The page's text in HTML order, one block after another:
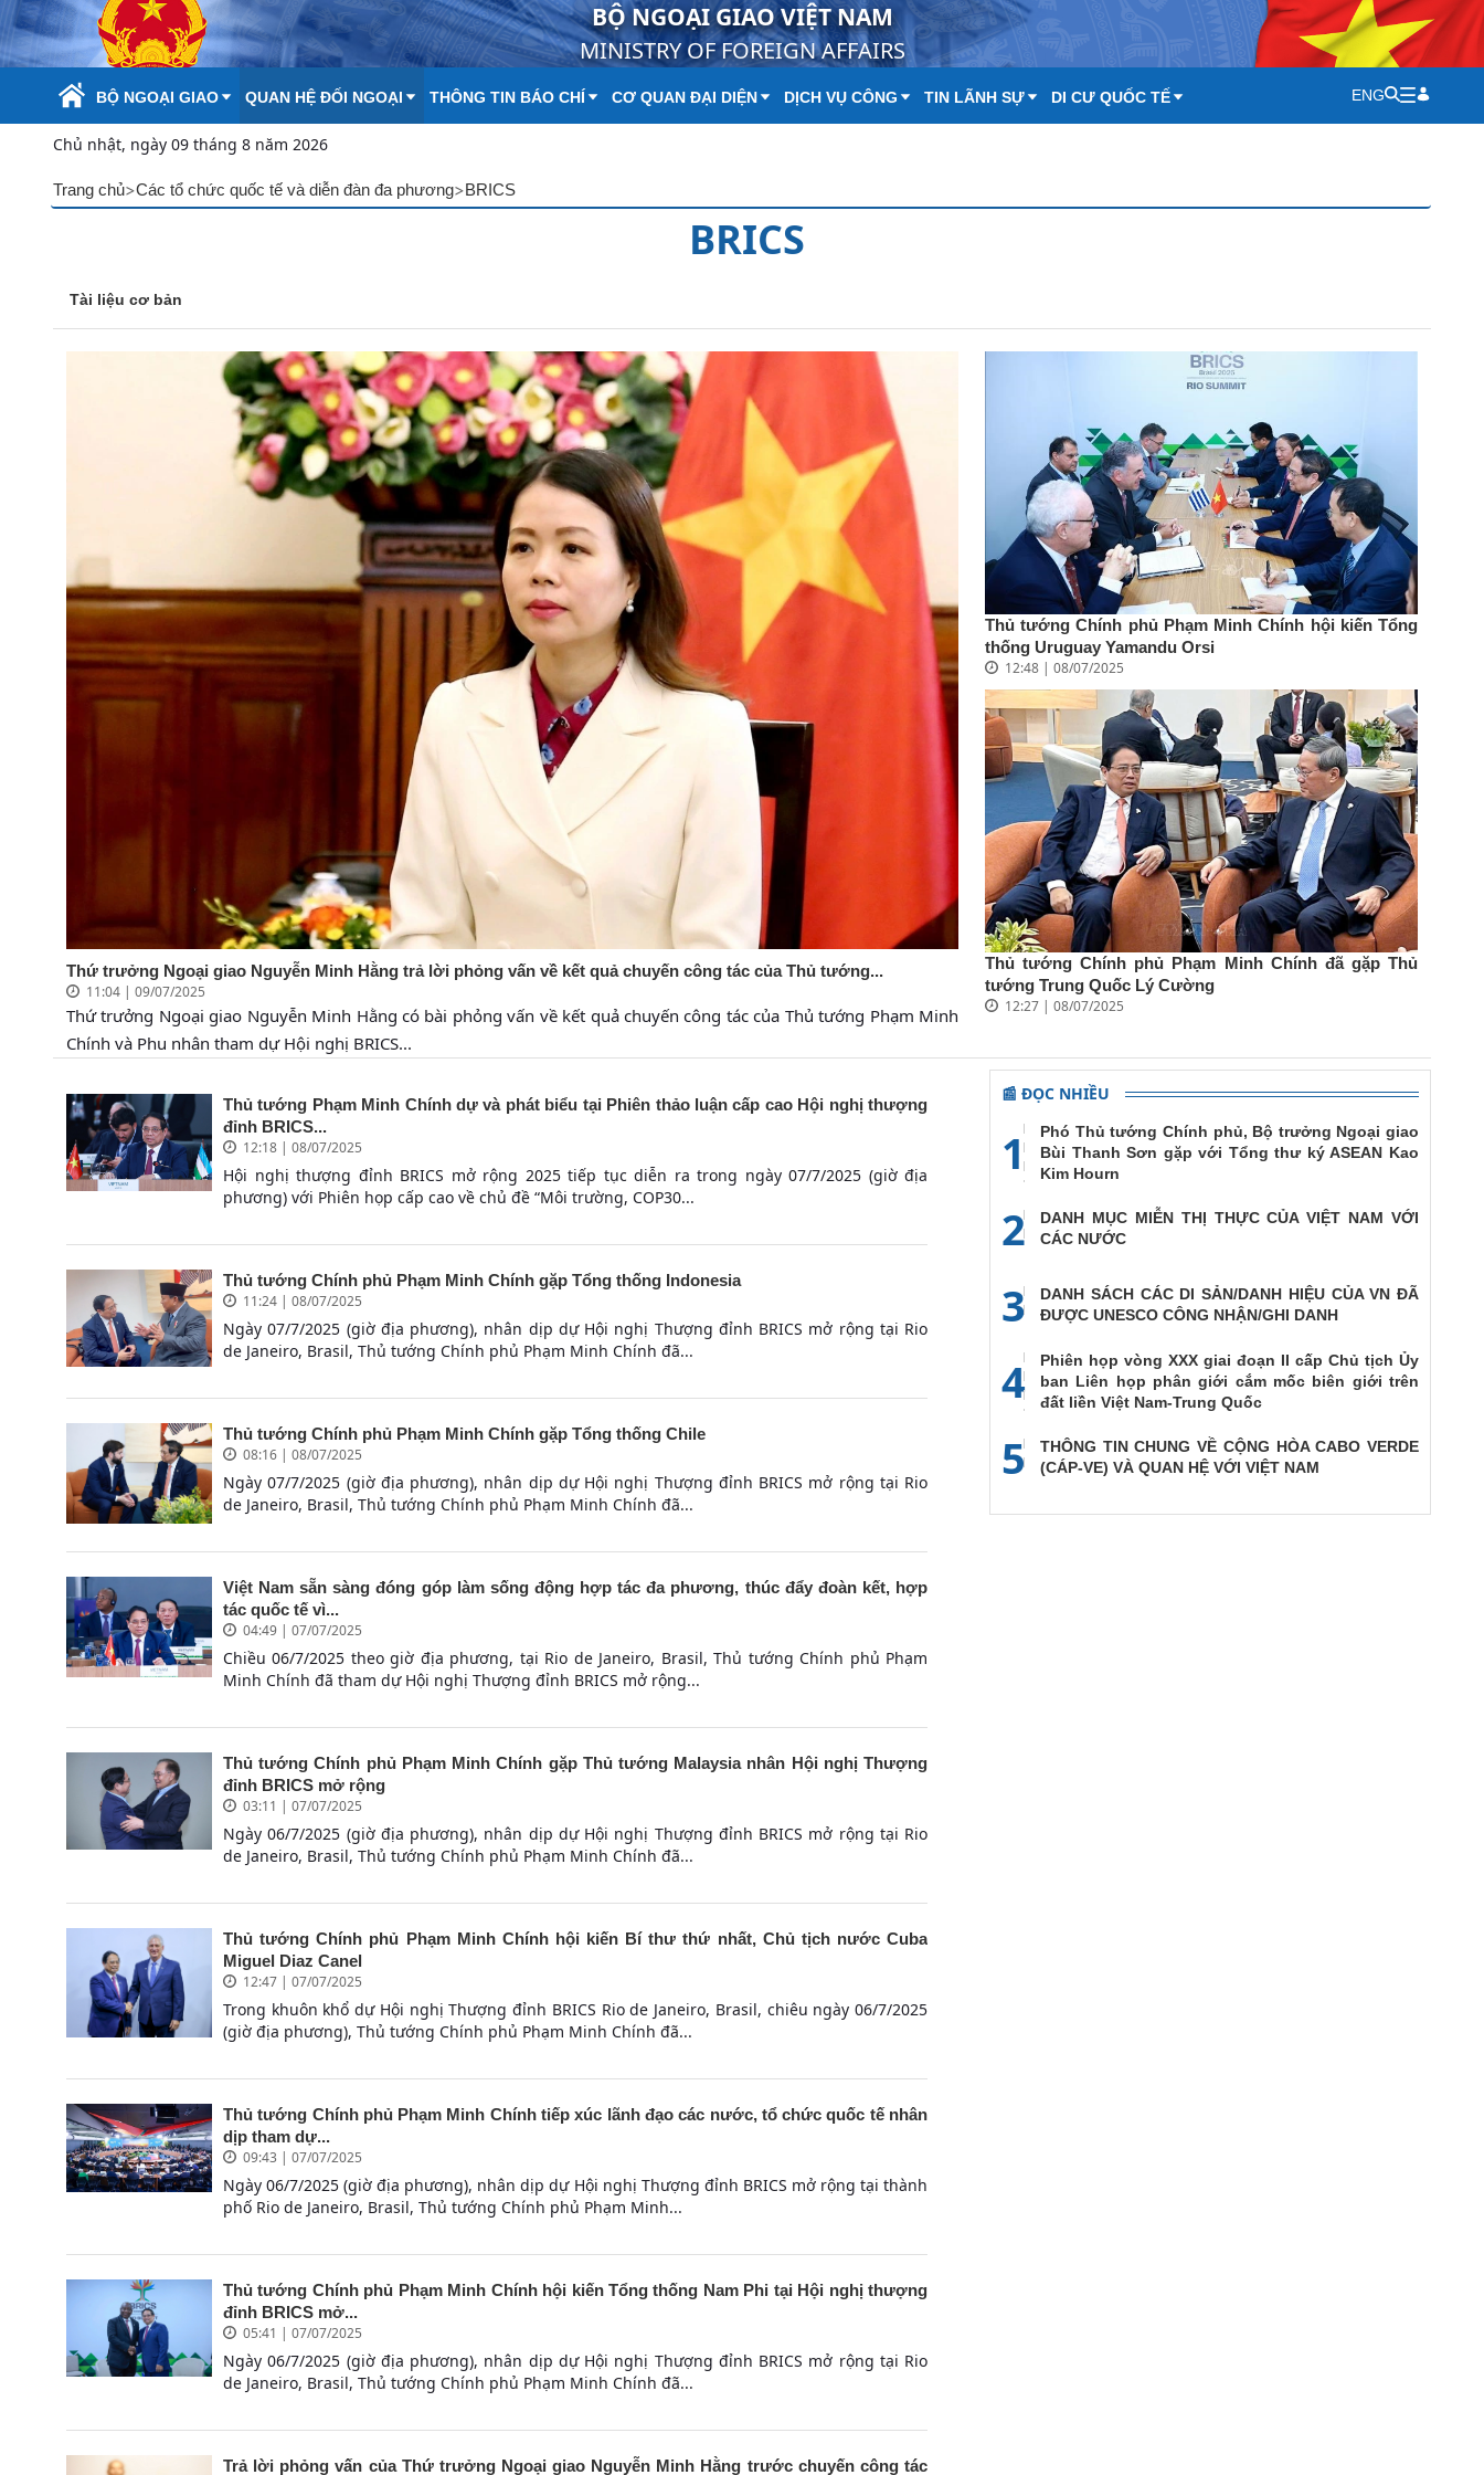
Skip to Main Content BỘ NGOẠI GIAO VIỆT NAM
MINISTRY OF FOREIGN AFFAIRS
BỘ NGOẠI GIAO QUAN HỆ ĐỐI NGOẠI THÔNG TIN BÁO CHÍ CƠ QUAN ĐẠI DIỆN DỊCH VỤ CÔNG TIN LÃNH SỰ DI CƯ QUỐC TẾ ENG
Chủ nhật, ngày 09 tháng 8 năm 2026
Trang chủ>Các tổ chức quốc tế và diễn đàn đa phương>BRICS
BRICS
Tài liệu cơ bản
Thứ trưởng Ngoại giao Nguyễn Minh Hằng trả lời phỏng vấn về kết quả chuyến công tác của Thủ tướng...
11:04 | 09/07/2025
Thứ trưởng Ngoại giao Nguyễn Minh Hằng có bài phỏng vấn về kết quả chuyến công tác của Thủ tướng Phạm Minh
Chính và Phu nhân tham dự Hội nghị BRICS...
Thủ tướng Chính phủ Phạm Minh Chính hội kiến Tổng
thống Uruguay Yamandu Orsi
12:48 | 08/07/2025
Thủ tướng Chính phủ Phạm Minh Chính đã gặp Thủ
tướng Trung Quốc Lý Cường
12:27 | 08/07/2025
Thủ tướng Phạm Minh Chính dự và phát biểu tại Phiên thảo luận cấp cao Hội nghị thượng
đỉnh BRICS...
12:18 | 08/07/2025
Hội nghị thượng đỉnh BRICS mở rộng 2025 tiếp tục diễn ra trong ngày 07/7/2025 (giờ địa
phương) với Phiên họp cấp cao về chủ đề “Môi trường, COP30...
Thủ tướng Chính phủ Phạm Minh Chính gặp Tổng thống Indonesia
11:24 | 08/07/2025
Ngày 07/7/2025 (giờ địa phương), nhân dịp dự Hội nghị Thượng đỉnh BRICS mở rộng tại Rio
de Janeiro, Brasil, Thủ tướng Chính phủ Phạm Minh Chính đã...
Thủ tướng Chính phủ Phạm Minh Chính gặp Tổng thống Chile
08:16 | 08/07/2025
Ngày 07/7/2025 (giờ địa phương), nhân dịp dự Hội nghị Thượng đỉnh BRICS mở rộng tại Rio
de Janeiro, Brasil, Thủ tướng Chính phủ Phạm Minh Chính đã...
Việt Nam sẵn sàng đóng góp làm sống động hợp tác đa phương, thúc đẩy đoàn kết, hợp
tác quốc tế vì...
04:49 | 07/07/2025
Chiều 06/7/2025 theo giờ địa phương, tại Rio de Janeiro, Brasil, Thủ tướng Chính phủ Phạm
Minh Chính đã tham dự Hội nghị Thượng đỉnh BRICS mở rộng...
Thủ tướng Chính phủ Phạm Minh Chính gặp Thủ tướng Malaysia nhân Hội nghị Thượng
đỉnh BRICS mở rộng
03:11 | 07/07/2025
Ngày 06/7/2025 (giờ địa phương), nhân dịp dự Hội nghị Thượng đỉnh BRICS mở rộng tại Rio
de Janeiro, Brasil, Thủ tướng Chính phủ Phạm Minh Chính đã...
Thủ tướng Chính phủ Phạm Minh Chính hội kiến Bí thư thứ nhất, Chủ tịch nước Cuba
Miguel Diaz Canel
12:47 | 07/07/2025
Trong khuôn khổ dự Hội nghị Thượng đỉnh BRICS Rio de Janeiro, Brasil, chiêu ngày 06/7/2025
(giờ địa phương), Thủ tướng Chính phủ Phạm Minh Chính đã...
Thủ tướng Chính phủ Phạm Minh Chính tiếp xúc lãnh đạo các nước, tổ chức quốc tế nhân
dịp tham dự...
09:43 | 07/07/2025
Ngày 06/7/2025 (giờ địa phương), nhân dịp dự Hội nghị Thượng đỉnh BRICS mở rộng tại thành
phố Rio de Janeiro, Brasil, Thủ tướng Chính phủ Phạm Minh...
Thủ tướng Chính phủ Phạm Minh Chính hội kiến Tổng thống Nam Phi tại Hội nghị thượng
đỉnh BRICS mở...
05:41 | 07/07/2025
Ngày 06/7/2025 (giờ địa phương), nhân dịp dự Hội nghị Thượng đỉnh BRICS mở rộng tại Rio
de Janeiro, Brasil, Thủ tướng Chính phủ Phạm Minh Chính đã...
Trả lời phỏng vấn của Thứ trưởng Ngoại giao Nguyễn Minh Hằng trước chuyến công tác
📰 ĐỌC NHIỀU
1
Phó Thủ tướng Chính phủ, Bộ trưởng Ngoại giao
Bùi Thanh Sơn gặp với Tổng thư ký ASEAN Kao
Kim Hourn
2
DANH MỤC MIỄN THỊ THỰC CỦA VIỆT NAM VỚI
CÁC NƯỚC
3
DANH SÁCH CÁC DI SẢN/DANH HIỆU CỦA VN ĐÃ
ĐƯỢC UNESCO CÔNG NHẬN/GHI DANH
4
Phiên họp vòng XXX giai đoạn II cấp Chủ tịch Ủy
ban Liên họp phân giới cắm mốc biên giới trên
đất liền Việt Nam-Trung Quốc
5
THÔNG TIN CHUNG VỀ CỘNG HÒA CABO VERDE
(CÁP-VE) VÀ QUAN HỆ VỚI VIỆT NAM